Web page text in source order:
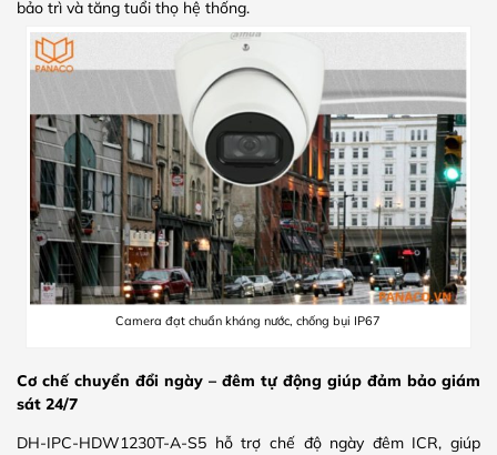
bảo trì và tăng tuổi thọ hệ thống.
Camera đạt chuẩn kháng nước, chống bụi IP67
Cơ chế chuyển đổi ngày – đêm tự động giúp đảm bảo giám
sát 24/7
DH-IPC-HDW1230T-A-S5 hỗ trợ chế độ ngày đêm ICR, giúp